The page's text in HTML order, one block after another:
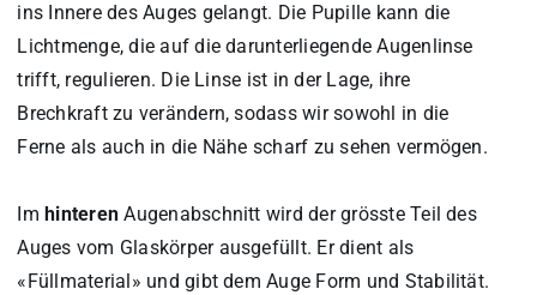
ins Innere des Auges gelangt. Die Pupille kann die
Lichtmenge, die auf die darunterliegende Augenlinse
trifft, regulieren. Die Linse ist in der Lage, ihre
Brechkraft zu verändern, sodass wir sowohl in die
Ferne als auch in die Nähe scharf zu sehen vermögen.
Im hinteren Augenabschnitt wird der grösste Teil des
Auges vom Glaskörper ausgefüllt. Er dient als
«Füllmaterial» und gibt dem Auge Form und Stabilität.